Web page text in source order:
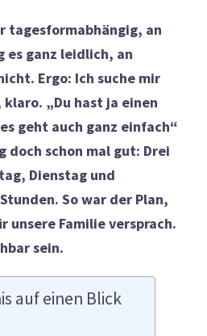
tagesformabhängig, an
es ganz leidlich, an
Ergo: Ich suche mir
„Du hast ja einen
geht auch ganz einfach“
doch schon mal gut: Drei
Dienstag und
So war der Plan,
unsere Familie versprach.
sein.
auf einen Blick